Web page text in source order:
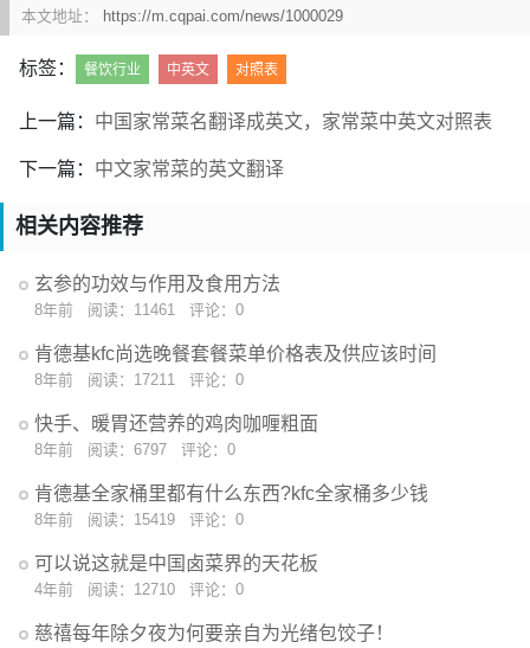
红烧牛头扣辽参 ：Braised Sea Cucumber with Ox Head
京葱虾籽烧辽参 ：Sautéed Sea Cucumber with Shrimp Roe
木瓜腰豆煮海参 ：Braised Sea Cucumber with Kidney
生焗海参煲 ：Baked Sea Cucumber en Casserole
双虾海参煲 ：Braised Sea Cucumber and Shrimp en
Casserole
XO酱莲藕炒海螺片 ：Sautéed Sliced Sea Whelks and Lotus
Root in XO Sauce
东古一品螺 ：Sautéed Whelks in Soy Sauce
麻辣响螺片 ：Hot and Spicy Sliced Sea Whelks
响螺烧梅花参 ：Braised Sea Whelks and Sea Cucumber
海鲜脆皮豆腐 ：Fried Tofu with Seafood
海鲜粉丝煲 ：Assorted Seafood with Vermicelli en
Casserole
海竹笙煮双鲜 ：Boiled Seafood with Bamboo Fungus
红花汁烩海鲜 ：Braised Seafood in Saffron Sauce
黄立仓（豉汁蒸，干煎，红烧） ：Pomfret（Steamed in
本文地址： https://m.cqpai.com/news/1000029
标签： 餐饮行业 中英文 对照表
上一篇： 中国家常菜名翻译成英文，家常菜中英文对照表
下一篇： 中文家常菜的英文翻译
相关内容推荐
玄参的功效与作用及食用方法
8年前 阅读：11461 评论：0
肯德基kfc尚选晚餐套餐菜单价格表及供应该时间
8年前 阅读：17211 评论：0
快手、暖胃还营养的鸡肉咖喱粗面
8年前 阅读：6797 评论：0
肯德基全家桶里都有什么东西?kfc全家桶多少钱
8年前 阅读：15419 评论：0
可以说这就是中国卤菜界的天花板
4年前 阅读：12710 评论：0
慈禧每年除夕夜为何要亲自为光绪包饺子！